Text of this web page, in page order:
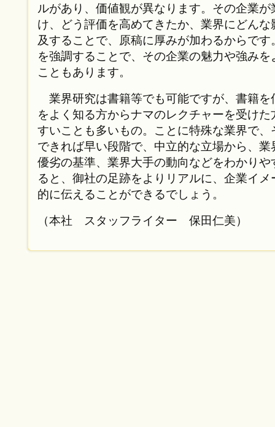
ルがあり、価値観が異なります。その企業
け、どう評価を高めてきたか、業界にどん
及することで、原稿に厚みが加わるからで
を強調することで、その企業の魅力や強み
こともあります。
業界研究は書籍等でも可能ですが、書籍を
をよく知る方からナマのレクチャーを受け
すいことも多いもの。ことに特殊な業界で
できれば早い段階で、中立的な立場から、
優劣の基準、業界大手の動向などをわかり
ると、御社の足跡をよりリアルに、企業イ
的に伝えることができるでしょう。
（本社 スタッフライター 保田仁美）